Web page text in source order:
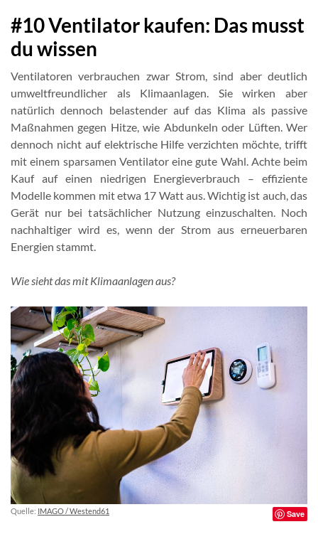
#10 Ventilator kaufen: Das musst
du wissen
Ventilatoren verbrauchen zwar Strom, sind aber deutlich
umweltfreundlicher als Klimaanlagen. Sie wirken aber
natürlich dennoch belastender auf das Klima als passive
Maßnahmen gegen Hitze, wie Abdunkeln oder Lüften. Wer
dennoch nicht auf elektrische Hilfe verzichten möchte, trifft
mit einem sparsamen Ventilator eine gute Wahl. Achte beim
Kauf auf einen niedrigen Energieverbrauch – effiziente
Modelle kommen mit etwa 17 Watt aus. Wichtig ist auch, das
Gerät nur bei tatsächlicher Nutzung einzuschalten. Noch
nachhaltiger wird es, wenn der Strom aus erneuerbaren
Energien stammt.
Wie sieht das mit Klimaanlagen aus?
Quelle: IMAGO / Westend61 Save